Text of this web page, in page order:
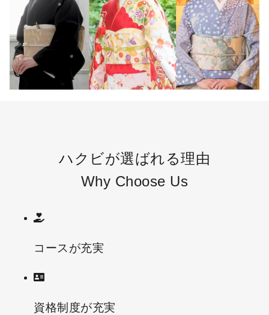
ハクビが選ばれる理由
Why Choose Us
コースが充実
資格制度が充実